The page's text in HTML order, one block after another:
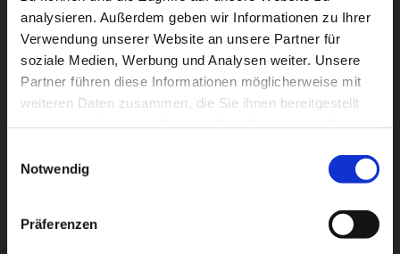
analysieren. Außerdem geben wir Informationen zu Ihrer
Verwendung unserer Website an unsere Partner für
soziale Medien, Werbung und Analysen weiter. Unsere
Partner führen diese Informationen möglicherweise mit
weiteren Daten zusammen, die Sie ihnen bereitgestellt
Notwendig
Präferenzen
Dies könnte Sie auch
interessieren